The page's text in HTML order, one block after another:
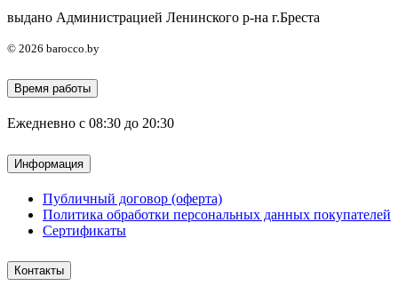
выдано Администрацией Ленинского р-на г.Бреста
© 2026 barocco.by
Время работы
Ежедневно с 08:30 до 20:30
Информация
Публичный договор (оферта)
Политика обработки персональных данных покупателей
Сертификаты
Контакты